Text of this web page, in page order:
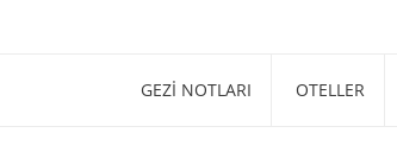
GEZI NOTLARI OTELLER